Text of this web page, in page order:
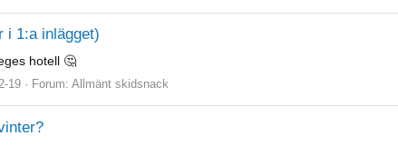
i 1:a inlägget)
hotell 🤔
19 Forum: Allmänt skidsnack